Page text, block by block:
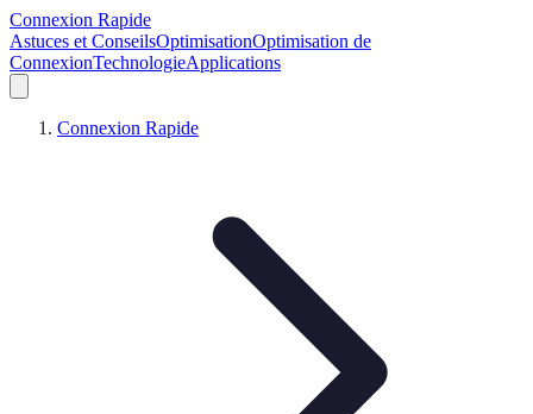
Connexion Rapide
Astuces et ConseilsOptimisationOptimisation de
ConnexionTechnologieApplications
Connexion Rapide